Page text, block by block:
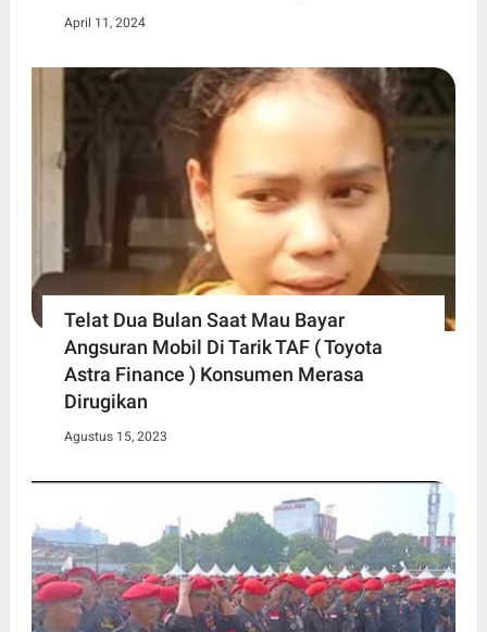
April 11, 2024
Telat Dua Bulan Saat Mau Bayar
Angsuran Mobil Di Tarik TAF ( Toyota
Astra Finance ) Konsumen Merasa
Dirugikan
Agustus 15, 2023